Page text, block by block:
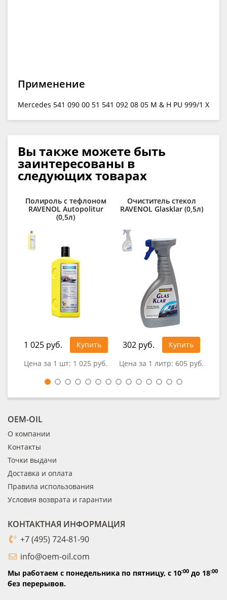
Применение
Mercedes 541 090 00 51 541 092 08 05 M & H PU 999/1 X
Вы также можете быть
заинтересованы в
следующих товарах
Полироль с тефлоном
RAVENOL Autopolitur
(0,5л)
1 025 руб.
Купить
Цена за 1 шт: 1 025 руб.
Очиститель стекол
RAVENOL Glasklar (0,5л)
302 руб.
Купить
Цена за 1 литр: 605 руб.
OEM-OIL
О компании
Контакты
Точки выдачи
Доставка и оплата
Правила использования
Условия возврата и гарантии
КОНТАКТНАЯ ИНФОРМАЦИЯ
+7 (495) 724-81-90
info@oem-oil.com
Мы работаем с понедельника по пятницу, с 10:00 до 18:00
без перерывов.